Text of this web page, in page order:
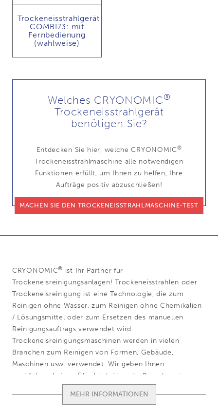
Trockeneisstrahlgerät
COMBI73: mit
Fernbedienung
(wahlweise)
Welches CRYONOMIC®
Trockeneisstrahlgerät
benötigen Sie?
Entdecken Sie hier, welche CRYONOMIC®
Trockeneisstrahlmaschine alle notwendigen
Funktionen erfüllt, um Ihnen zu helfen, Ihre
Aufträge positiv abzuschließen!
MACHEN SIE DEN TROCKENEISSTRAHLMASCHINE-TEST
CRYONOMIC® ist Ihr Partner für
Trockeneisreinigungsanlagen! Trockeneisstrahlen oder
Trockeneisreinigung ist eine Technologie, die zum
Reinigen ohne Wasser, zum Reinigen ohne Chemikalien
/ Lösungsmittel oder zum Ersetzen des manuellen
Reinigungsauftrags verwendet wird.
Trockeneisreinigungsmaschinen werden in vielen
Branchen zum Reinigen von Formen, Gebäude,
Maschinen usw. verwendet. Wir geben Ihnen
nachfolgend einen Überblick über die Branchen, in
denen Trockeneisreinigung häufig eingesetzt wird, und
einige Trockeneisreinigungsanwendungen.
TOON / VERBERG VOLLEDIGE